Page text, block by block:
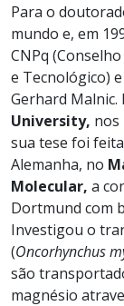
Para o
mundo e, em
CNPq
e Tecnológico)
Gerhard Malnic.
University, nos
sua tese foi
Alemanha, no
Molecular, a
Dortmund com
Investigou o
(Oncorhynchus
são
magnésio